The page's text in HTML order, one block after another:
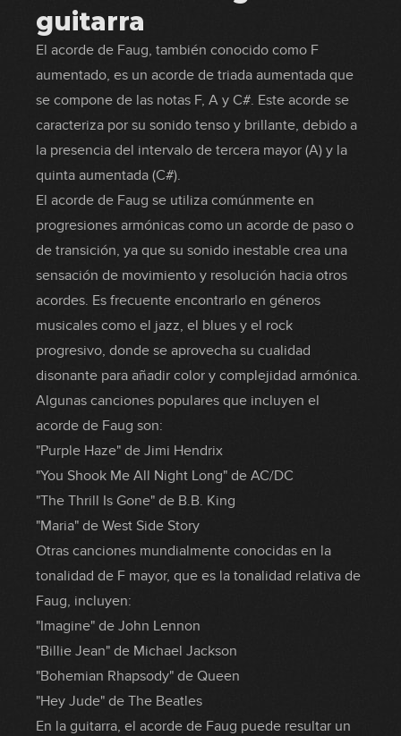
guitarra
El acorde de Faug, también conocido como F
aumentado, es un acorde de triada aumentada que
se compone de las notas F, A y C#. Este acorde se
caracteriza por su sonido tenso y brillante, debido a
la presencia del intervalo de tercera mayor (A) y la
quinta aumentada (C#).
El acorde de Faug se utiliza comúnmente en
progresiones armónicas como un acorde de paso o
de transición, ya que su sonido inestable crea una
sensación de movimiento y resolución hacia otros
acordes. Es frecuente encontrarlo en géneros
musicales como el jazz, el blues y el rock
progresivo, donde se aprovecha su cualidad
disonante para añadir color y complejidad armónica.
Algunas canciones populares que incluyen el
acorde de Faug son:
"Purple Haze" de Jimi Hendrix
"You Shook Me All Night Long" de AC/DC
"The Thrill Is Gone" de B.B. King
"Maria" de West Side Story
Otras canciones mundialmente conocidas en la
tonalidad de F mayor, que es la tonalidad relativa de
Faug, incluyen:
"Imagine" de John Lennon
"Billie Jean" de Michael Jackson
"Bohemian Rhapsody" de Queen
"Hey Jude" de The Beatles
En la guitarra, el acorde de Faug puede resultar un